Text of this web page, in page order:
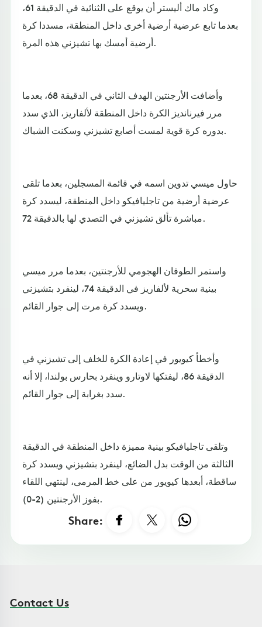
وكاد ماك أليستر أن يوقع على الثنائية في الدقيقة 61،
بعدما تابع عرضية أرضية أخرى داخل المنطقة، مسددا كرة
أرضية أمسك بها تشيزني هذه المرة.
وأضافت الأرجنتين الهدف الثاني في الدقيقة 68، بعدما
مرر فيرنانديز الكرة داخل المنطقة لألفاريز، الذي سدد
بدوره كرة قوية لمست أصابع تشيزني وسكنت الشباك.
حاول ميسي تدوين اسمه في قائمة المسجلين، بعدما تلقى
عرضية أرضية من تاجليافيكو داخل المنطقة، ليسدد كرة
مباشرة تألق تشيزني في التصدي لها بالدقيقة 72.
واستمر الطوفان الهجومي للأرجنتين، بعدما مرر ميسي
بينية سحرية لألفاريز في الدقيقة 74، لينفرد بتشيزني
ويسدد كرة مرت إلى جوار القائم.
وأخطأ كيويور في إعادة الكرة للخلف إلى تشيزني في
الدقيقة 86، ليفتكها لاوتارو وينفرد بحارس بولندا، إلا أنه
سدد بغرابة إلى جوار القائم.
وتلقى تاجليافيكو بينية مميزة داخل المنطقة في الدقيقة
الثالثة من الوقت بدل الضائع، لينفرد بتشيزني ويسدد كرة
ساقطة، أبعدها كيويور من على خط المرمى، لينتهي اللقاء
بفوز الأرجنتين (2-0).
Share:
Contact Us